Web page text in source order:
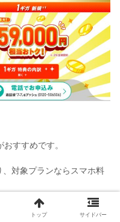
すすめです。
、対象プランならスマホ料
」回線のため、提供エリ
トップ サイドバー